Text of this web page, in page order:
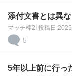
添付文書とは異
マッチ棒2 投稿日
5
5年以上前に行っ